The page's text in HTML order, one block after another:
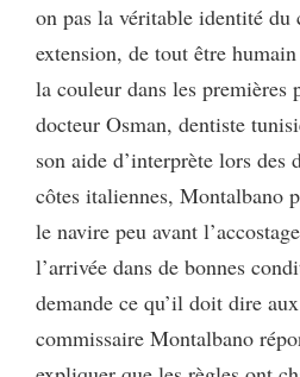
on pas la véritable identité du
extension, de tout être
la couleur dans les premières
docteur Osman, dentiste
son aide d’interprète lors des
côtes italiennes, Montalbano
le navire peu avant
l’arrivée dans de bonnes
demande ce qu’il doit dire
commissaire Montalbano